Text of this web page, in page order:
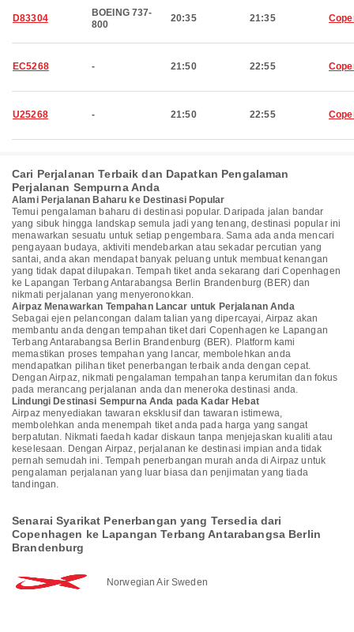
D83304
BOEING 737-
800
20:35 21:35
EC5268 - 21:50 22:55
U25268 - 21:50 22:55
Cari Perjalanan Terbaik dan Dapatkan Pengalaman
Perjalanan Sempurna Anda
Alami Perjalanan Baharu ke Destinasi Popular
Temui pengalaman baharu di destinasi popular. Daripada jalan bandar
yang sibuk hingga landskap semula jadi yang tenang, destinasi popular ini
menawarkan sesuatu untuk setiap pengembara. Sama ada anda mencari
pengayaan budaya, aktiviti mendebarkan atau sekadar percutian yang
santai, anda akan mendapat banyak peluang untuk membuat kenangan
yang tidak dapat dilupakan. Tempah tiket anda sekarang dari Copenhagen
ke Lapangan Terbang Antarabangsa Berlin Brandenburg (BER) dan
nikmati perjalanan yang menyeronokkan.
Airpaz Menawarkan Tempahan Lancar untuk Perjalanan Anda
Sebagai ejen pelancongan dalam talian yang dipercayai, Airpaz akan
membantu anda dengan tempahan tiket dari Copenhagen ke Lapangan
Terbang Antarabangsa Berlin Brandenburg (BER). Platform kami
memastikan proses tempahan yang lancar, membolehkan anda
mendapatkan pilihan tiket penerbangan terbaik anda dengan cepat.
Dengan Airpaz, nikmati pengalaman tempahan tanpa kerumitan dan fokus
pada merancang perjalanan anda dan meneroka destinasi anda.
Lindungi Destinasi Sempurna Anda pada Kadar Hebat
Airpaz menyediakan tawaran eksklusif dan tawaran istimewa,
membolehkan anda menempah tiket anda pada harga yang sangat
berpatutan. Nikmati faedah kadar diskaun tanpa menjejaskan kualiti atau
keselesaan. Dengan Airpaz, perjalanan ke destinasi impian anda tidak
pernah semudah ini. Tempah penerbangan murah anda di Airpaz untuk
pengalaman perjalanan yang luar biasa dan penjimatan yang tiada
tandingan.
Senarai Syarikat Penerbangan yang Tersedia dari
Copenhagen ke Lapangan Terbang Antarabangsa Berlin
Brandenburg
Norwegian Air Sweden